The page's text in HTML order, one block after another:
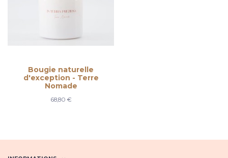
Bougie naturelle
d'exception - Terre
Nomade
68,80 €